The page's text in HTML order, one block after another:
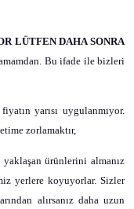
LÜTFEN DAHA SONRA
Bu ifade ile bizleri
yarısı uygulanmıyor.
zorlamaktır,
ürünlerini almanız
yerlere koyuyorlar. Sizler
alırsanız daha uzun